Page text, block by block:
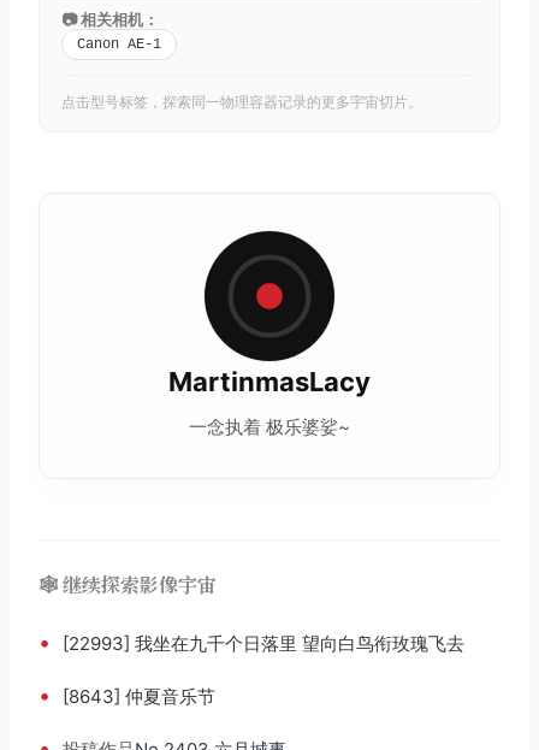
📷 相关相机：
Canon AE-1
点击型号标签，探索同一物理容器记录的更多宇宙切片。
MartinmasLacy
一念执着 极乐婆娑~
🕸️ 继续探索影像宇宙
• [22993] 我坐在九千个日落里 望向白鸟衔玫瑰飞去
• [8643] 仲夏音乐节